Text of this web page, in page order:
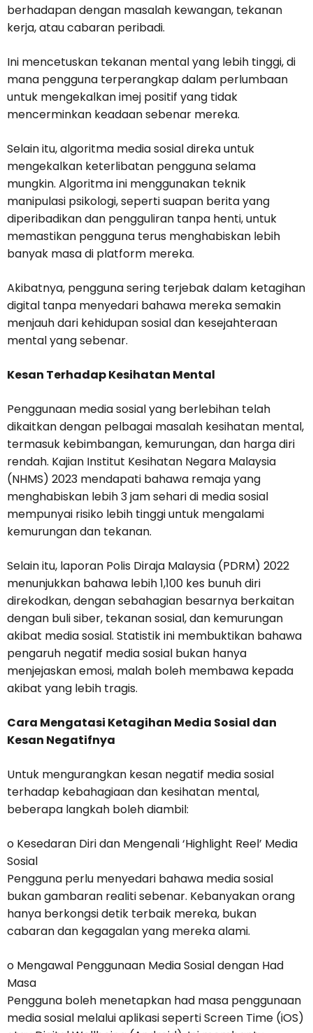
berhadapan dengan masalah kewangan, tekanan
kerja, atau cabaran peribadi.
Ini mencetuskan tekanan mental yang lebih tinggi, di
mana pengguna terperangkap dalam perlumbaan
untuk mengekalkan imej positif yang tidak
mencerminkan keadaan sebenar mereka.
Selain itu, algoritma media sosial direka untuk
mengekalkan keterlibatan pengguna selama
mungkin. Algoritma ini menggunakan teknik
manipulasi psikologi, seperti suapan berita yang
diperibadikan dan pengguliran tanpa henti, untuk
memastikan pengguna terus menghabiskan lebih
banyak masa di platform mereka.
Akibatnya, pengguna sering terjebak dalam ketagihan
digital tanpa menyedari bahawa mereka semakin
menjauh dari kehidupan sosial dan kesejahteraan
mental yang sebenar.
Kesan Terhadap Kesihatan Mental
Penggunaan media sosial yang berlebihan telah
dikaitkan dengan pelbagai masalah kesihatan mental,
termasuk kebimbangan, kemurungan, dan harga diri
rendah. Kajian Institut Kesihatan Negara Malaysia
(NHMS) 2023 mendapati bahawa remaja yang
menghabiskan lebih 3 jam sehari di media sosial
mempunyai risiko lebih tinggi untuk mengalami
kemurungan dan tekanan.
Selain itu, laporan Polis Diraja Malaysia (PDRM) 2022
menunjukkan bahawa lebih 1,100 kes bunuh diri
direkodkan, dengan sebahagian besarnya berkaitan
dengan buli siber, tekanan sosial, dan kemurungan
akibat media sosial. Statistik ini membuktikan bahawa
pengaruh negatif media sosial bukan hanya
menjejaskan emosi, malah boleh membawa kepada
akibat yang lebih tragis.
Cara Mengatasi Ketagihan Media Sosial dan
Kesan Negatifnya
Untuk mengurangkan kesan negatif media sosial
terhadap kebahagiaan dan kesihatan mental,
beberapa langkah boleh diambil:
o Kesedaran Diri dan Mengenali ‘Highlight Reel’ Media
Sosial
Pengguna perlu menyedari bahawa media sosial
bukan gambaran realiti sebenar. Kebanyakan orang
hanya berkongsi detik terbaik mereka, bukan
cabaran dan kegagalan yang mereka alami.
o Mengawal Penggunaan Media Sosial dengan Had
Masa
Pengguna boleh menetapkan had masa penggunaan
media sosial melalui aplikasi seperti Screen Time (iOS)